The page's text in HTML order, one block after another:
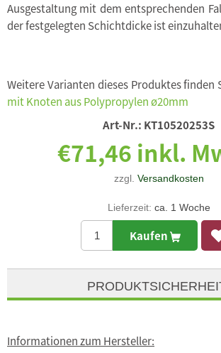
Ausgestaltung mit dem entsprechenden
der festgelegten Schichtdicke ist
Weitere Varianten dieses Produktes finden
mit Knoten aus Polypropylen ø20mm
Art-Nr.: KT10520253S
€71,46 inkl.
zzgl. Versandkosten
Lieferzeit: ca. 1 Woche
Kaufen
Informationen zum Hersteller: